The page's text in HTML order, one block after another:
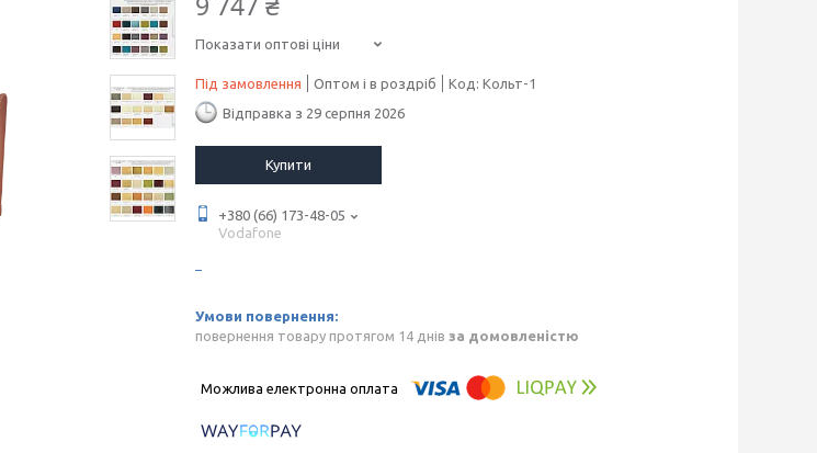
Показати оптові ціни
Під замовлення Оптом і в роздріб Код: Кольт-1
Відправка з 29 серпня 2026
Купити
+380 (66) 173-48-05
Vodafone
повернення товару протягом 14 днів за домовленістю